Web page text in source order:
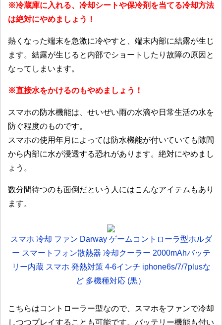
※冷蔵庫に入れる、冷却シートや保冷剤を当てる冷却方法
は絶対にやめましょう！
熱くなった端末を急激に冷やすと、端末内部に結露が生じ
ます。結露が生じると内部でショートしたり故障の原因と
なってしまいます。
※直接水をかけるのもやめましょう！
スマホの防水機能は、せいぜい雨の水滴や日常生活の水を
防ぐ程度のものです。
スマホの使用年月によっては防水機能が付いていても隙間
から内部に水が浸透する恐れがあります。絶対にやめまし
ょう。
数分間待つのも面倒だという人にはこんなアイテムもあり
ます。
スマホ 冷却 ファン Darway ゲームコントローラ型ホルダ
ー スマートフォン散熱器 冷却クーラー 2000mAhバッテ
リー内蔵 スマホ 発熱対策 4-6インチ iphone6s/7/7plusな
ど 多機種対応 (黒）
こちらはコントローラー型なので、スマホをファンで冷却
しつつプレイすることも可能です。バッテリー機能も付い